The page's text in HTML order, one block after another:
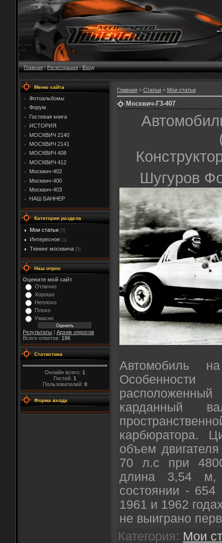
Главная|Регистрация|Вход
Меню сайта
Фотоальбомы
Форум
Гостевая книга
ИСТОРИЯ
МОСКВИЧ 2140
МОСКВИЧ 2141
МОСКВИЧ 408
МОСКВИЧ 412
Москвич-402
Москвич-400
Москвич-403
НАШ БАННЕР
Категории раздела
Мои статьи [5]
Интересное [1]
Тюнинг москвича [5]
Наш опрос
Оцените мой сайт
Отлично
Хорошо
Неплохо
Плохо
Ужасно
Результаты | Архив опросов
Всего ответов: 196
Статистика
Онлайн всего: 1
Гостей: 1
Пользователей: 0
Форма входа
Главная » Статьи » Мои статьи
Москвич-Г3-407
Шугуров
Автомобиль
карданный
карбюратора.
объем
70 л.с при
длина 3,54 м,
состоянии - 654
1961 и 1962
не выиграно
Категория: Мои